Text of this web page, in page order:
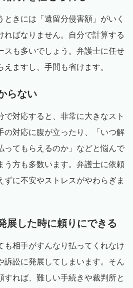
きには「遺留分侵害額」がいく
ればなりません。自分で計算する
スも多いでしょう。弁護士に任せ
ますし、手間も省けます。
らない
で対応すると、非常に大きなスト
の対応に腹が立ったり、「いつ解
ってもらえるのか」などと悩んで
う方も多数います。弁護士に依頼
ずに不安やストレスがやわらぎま
展した時に頼りにできる
も相手がすんなり払ってくれなけ
訴訟に発展してしまいます。そん
すれば、難しい手続きや裁判所と